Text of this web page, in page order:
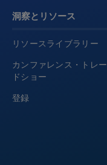
洞察とリソース
リソースライブラリー
カンファレンス・トレー
ドショー
登録